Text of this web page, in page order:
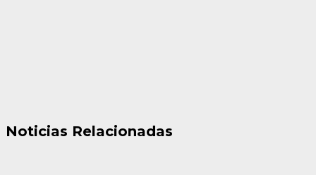
Noticias Relacionadas